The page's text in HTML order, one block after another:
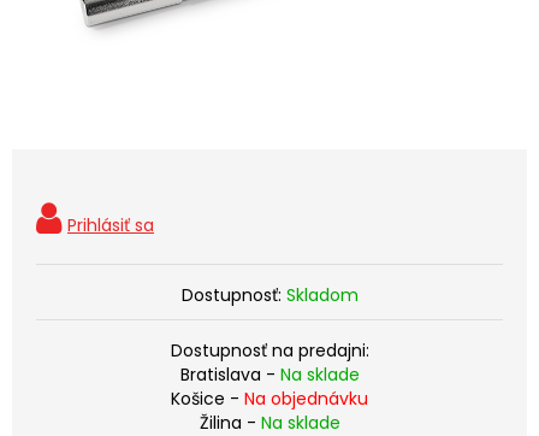
Dostupnosť: Skladom
Dostupnosť na predajni:
Bratislava - Na sklade
Košice - Na objednávku
Žilina - Na sklade